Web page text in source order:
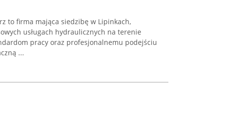
to firma mająca siedzibę w Lipinkach,
usługach hydraulicznych na terenie
pracy oraz profesjonalnemu podejściu
...